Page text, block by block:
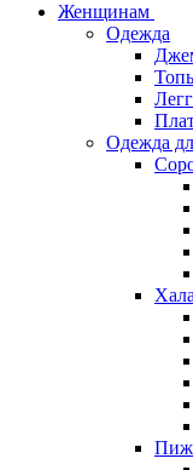
Женщинам
Одежда
Одежда